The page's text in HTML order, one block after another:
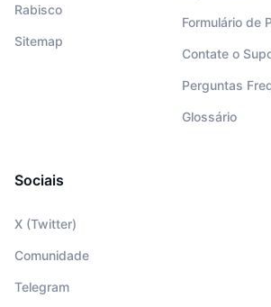
Rabisco
Sitemap
Formulário de
Contate o
Perguntas
Glossário
Sociais
X (Twitter)
Comunidade
Telegram